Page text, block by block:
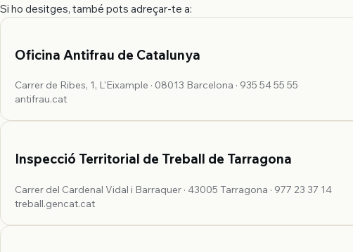
Si ho desitges, també pots adreçar-te a:
Oficina Antifrau de Catalunya
Carrer de Ribes, 1, L'Eixample · 08013 Barcelona · 935 54 55 55
antifrau.cat
Inspecció Territorial de Treball de Tarragona
Carrer del Cardenal Vidal i Barraquer · 43005 Tarragona · 977 23 37 14
treball.gencat.cat